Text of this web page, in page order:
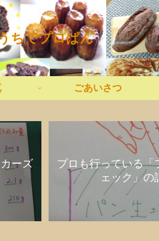
ちでプロぱん
ごあいさつ
ーズ
プロも行っている「
ェック」の